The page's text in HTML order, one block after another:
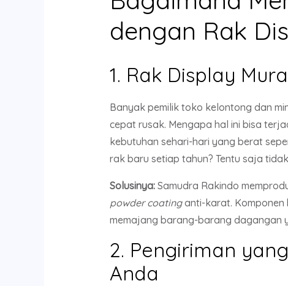
dengan Rak
1. Rak Display
Banyak pemilik toko kelontong dan
cepat rusak. Mengapa hal ini bisa
kebutuhan sehari-hari yang berat
rak baru setiap tahun? Tentu saja
Solusinya:Samudra Rakindo
powder coatinganti-karat. Komponen
memajang barang-barang dagangan
2. Pengiriman
Anda